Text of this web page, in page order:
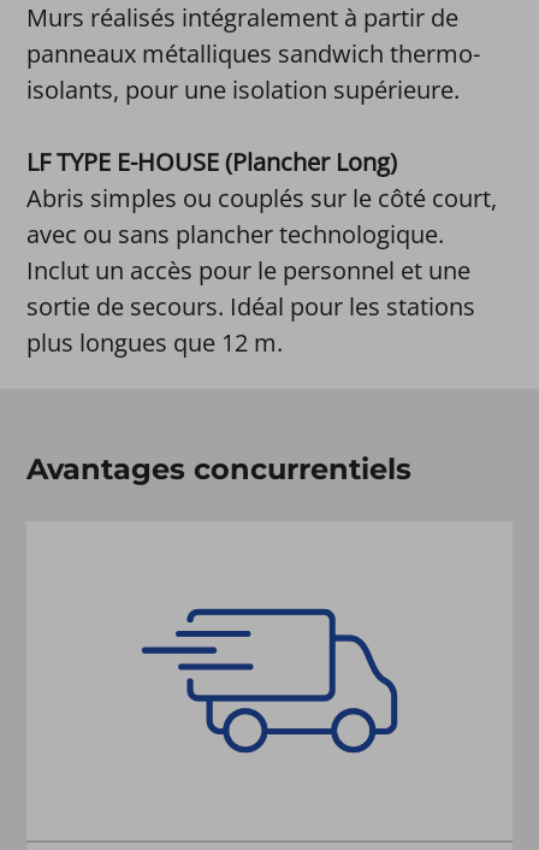
Murs réalisés intégralement à partir de
panneaux métalliques sandwich thermo-
isolants, pour une isolation supérieure.
LF TYPE E-HOUSE (Plancher Long)
Abris simples ou couplés sur le côté court,
avec ou sans plancher technologique.
Inclut un accès pour le personnel et une
sortie de secours. Idéal pour les stations
plus longues que 12 m.
Avantages concurrentiels